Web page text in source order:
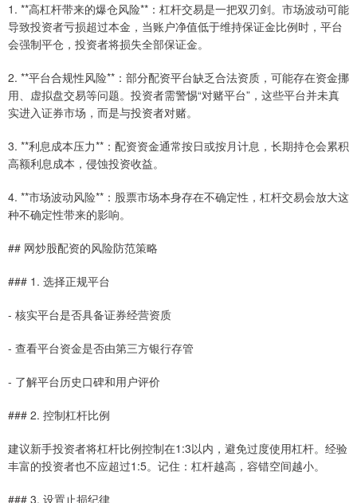
1. **高杠杆带来的爆仓风险**：杠杆交易是一把双刃剑。市场波动可能
导致投资者亏损超过本金，当账户净值低于维持保证金比例时，平台
会强制平仓，投资者将损失全部保证金。
2. **平台合规性风险**：部分配资平台缺乏合法资质，可能存在资金挪
用、虚拟盘交易等问题。投资者需警惕“对赌平台”，这些平台并未真
实进入证券市场，而是与投资者对赌。
3. **利息成本压力**：配资资金通常按日或按月计息，长期持仓会累积
高额利息成本，侵蚀投资收益。
4. **市场波动风险**：股票市场本身存在不确定性，杠杆交易会放大这
种不确定性带来的影响。
## 网炒股配资的风险防范策略
### 1. 选择正规平台
- 核实平台是否具备证券经营资质
- 查看平台资金是否由第三方银行存管
- 了解平台历史口碑和用户评价
### 2. 控制杠杆比例
建议新手投资者将杠杆比例控制在1:3以内，避免过度使用杠杆。经验
丰富的投资者也不应超过1:5。记住：杠杆越高，容错空间越小。
### 3. 设置止损纪律